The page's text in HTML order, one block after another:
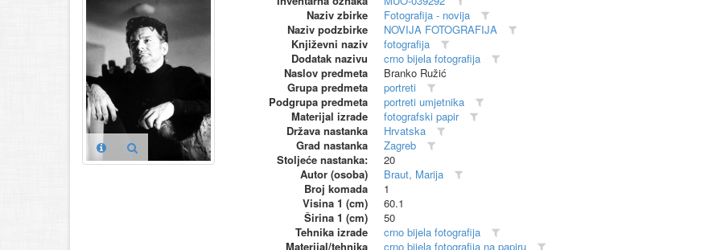
Naziv zbirke
Fotografija - novija
Naziv podzbirke
NOVIJA FOTOGRAFIJA
Književni naziv
fotografija
Dodatak nazivu
crno bijela fotografija
Naslov predmeta
Branko Ružić
Grupa predmeta
portreti
Podgrupa predmeta
portreti umjetnika
Materijal izrade
fotografski papir
Država nastanka
Hrvatska
Grad nastanka
Zagreb
Stoljeće nastanka:
20
Autor (osoba)
Braut, Marija
Broj komada
1
Visina 1 (cm)
60.1
Širina 1 (cm)
50
Tehnika izrade
crno bijela fotografija
Materijal/tehnika
crno bijela fotografija na papiru